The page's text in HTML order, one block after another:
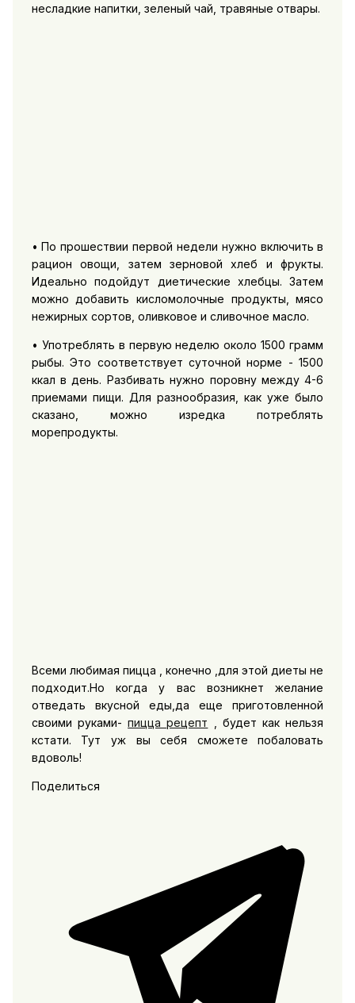
несладкие напитки, зеленый чай, травяные отвары.
• По прошествии первой недели нужно включить в
рацион овощи, затем зерновой хлеб и фрукты.
Идеально подойдут диетические хлебцы. Затем
можно добавить кисломолочные продукты, мясо
нежирных сортов, оливковое и сливочное масло.
• Употреблять в первую неделю около 1500 грамм
рыбы. Это соответствует суточной норме - 1500
ккал в день. Разбивать нужно поровну между 4-6
приемами пищи. Для разнообразия, как уже было
сказано, можно изредка потреблять
морепродукты.
Всеми любимая пицца , конечно ,для этой диеты не
подходит.Но когда у вас возникнет желание
отведать вкусной еды,да еще приготовленной
своими руками-пицца рецепт , будет как нельзя
кстати. Тут уж вы себя сможете побаловать
вдоволь!
Поделиться